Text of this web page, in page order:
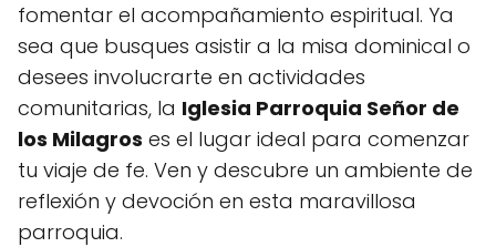
fomentar el acompañamiento espiritual. Ya
sea que busques asistir a la misa dominical o
desees involucrarte en actividades
comunitarias, la Iglesia Parroquia Señor de
los Milagros es el lugar ideal para comenzar
tu viaje de fe. Ven y descubre un ambiente de
reflexión y devoción en esta maravillosa
parroquia.